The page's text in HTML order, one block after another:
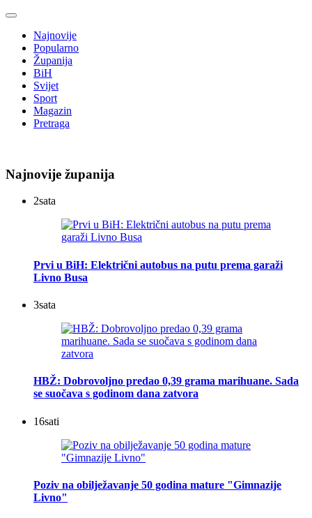
Najnovije
Popularno
Županija
BiH
Svijet
Sport
Magazin
Pretraga
Najnovije županija
2sata
Prvi u BiH: Električni autobus na putu prema garaži
Livno Busa
3sata
HBŽ: Dobrovoljno predao 0,39 grama marihuane. Sada
se suočava s godinom dana zatvora
16sati
Poziv na obilježavanje 50 godina mature "Gimnazije
Livno"